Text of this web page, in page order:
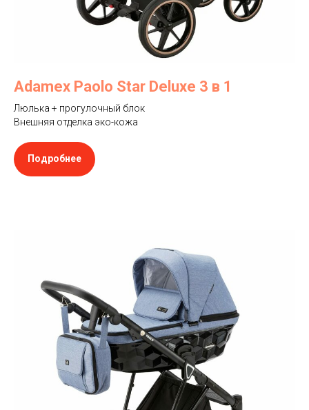
Adamex Paolo Star Deluxe 3 в 1
Люлька + прогулочный блок
Внешняя отделка эко-кожа
Подробнее